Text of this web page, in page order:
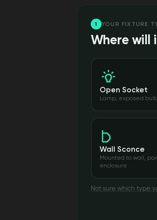
1 YOUR FIXTURE
Where will
Open Socket
Lamp, exposed
Wall Sconce
Mounted to wall,
enclosure
Not sure which type